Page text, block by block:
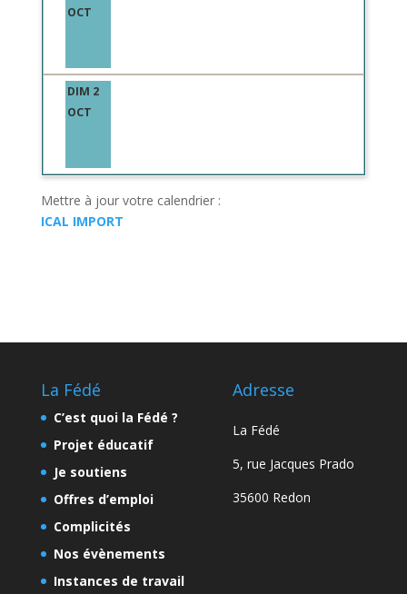
OCT
DIM 2
OCT
Mettre à jour votre calendrier :
ICAL IMPORT
La Fédé
C’est quoi la Fédé ?
Projet éducatif
Je soutiens
Offres d’emploi
Complicités
Nos évènements
Instances de travail
Adresse
La Fédé
5, rue Jacques Prado
35600 Redon